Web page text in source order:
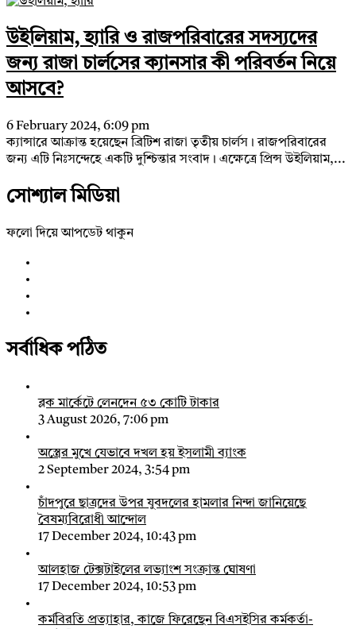
উইলিয়াম, হ্যারি ও রাজপরিবারের সদস্যদের
জন্য রাজা চার্লসের ক্যানসার কী পরিবর্তন নিয়ে
আসবে?
6 February 2024, 6:09 pm
ক্যান্সারে আক্রান্ত হয়েছেন ব্রিটিশ রাজা তৃতীয় চার্লস। রাজপরিবারের
জন্য এটি নিঃসন্দেহে একটি দুশ্চিন্তার সংবাদ। এক্ষেত্রে প্রিন্স উইলিয়াম,...
সোশ্যাল মিডিয়া
ফলো দিয়ে আপডেট থাকুন
সর্বাধিক পঠিত
ব্লক মার্কেটে লেনদেন ৫৩ কোটি টাকার
3 August 2026, 7:06 pm
অস্ত্রের মুখে যেভাবে দখল হয় ইসলামী ব্যাংক
2 September 2024, 3:54 pm
চাঁদপুরে ছাত্রদের উপর যুবদলের হামলার নিন্দা জানিয়েছে
বৈষম্যবিরোধী আন্দোল
17 December 2024, 10:43 pm
আলহাজ টেক্সটাইলের লভ্যাংশ সংক্রান্ত ঘোষণা
17 December 2024, 10:53 pm
কর্মবিরতি প্রত্যাহার, কাজে ফিরেছেন বিএসইসির কর্মকর্তা-